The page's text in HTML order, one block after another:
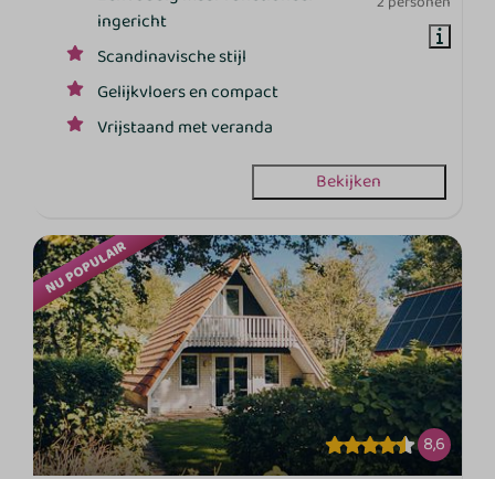
ingericht
Scandinavische stijl
Gelijkvloers en compact
Vrijstaand met veranda
Bekijken
NU POPULAIR
8,6